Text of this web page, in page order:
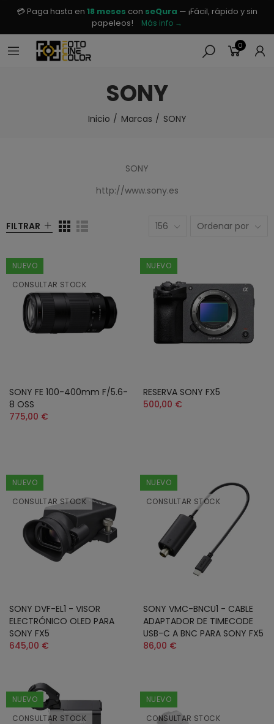
💳 Paga hasta en 18 meses con seQura — ¡Fácil, rápido y sin
papeleos!
Más info →
0
SONY
Inicio Marcas SONY
SONY
http://www.sony.es
FILTRAR 156 Ordenar por
NUEVO
CONSULTAR STOCK
SONY FE 100-400mm F/5.6-
8 OSS
775,00 €
NUEVO
RESERVA SONY FX5
500,00 €
NUEVO
CONSULTAR STOCK
SONY DVF-EL1 - VISOR
ELECTRÓNICO OLED PARA
SONY FX5
645,00 €
NUEVO
CONSULTAR STOCK
SONY VMC-BNCU1 - CABLE
ADAPTADOR DE TIMECODE
USB-C A BNC PARA SONY FX5
86,00 €
NUEVO
CONSULTAR STOCK
NUEVO
CONSULTAR STOCK